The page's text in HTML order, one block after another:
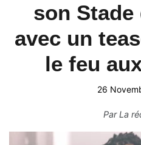
son Stade
avec un
le feu
26
ParLa